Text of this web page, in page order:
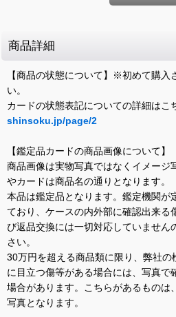
商品詳細
【商品の状態について】※初めて購入
い。
カードの状態表記についての詳細はこ
shinsoku.jp/page/2
【鑑定品カードの商品画像について】
商品画像は実物写真ではなくイメージ
やカードは商品名の通りとなります。
本品は鑑定品となります。鑑定機関が
ており、ケースの内外部に確認出来る
び返品交換には一切対応していません
さい。
30万円を超える商品類に限り、弊社
に目立つ傷等がある場合には、写真で
場合があります。こちらがあるものは
写真となります。